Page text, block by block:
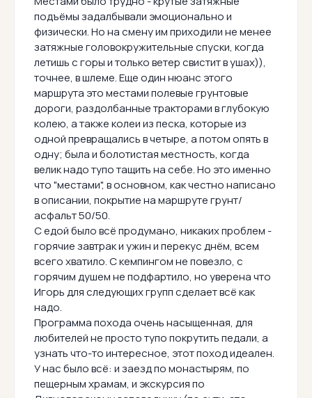
подъёмы задалбывали эмоционально и
физически. Но на смену им приходили не менее
затяжные головокружительные спуски, когда
летишь с горы и только ветер свистит в ушах)),
точнее, в шлеме. Еще один нюанс этого
маршрута это местами полевые грунтовые
дороги, раздолбанные тракторами в глубокую
колею, а также колеи из песка, которые из
одной превращались в четыре, а потом опять в
одну; была и болотистая местность, когда
велик надо тупо тащить на себе. Но это именно
что "местами", в основном, как честно написано
в описании, покрытие на маршруте грунт/
асфальт 50/50.
С едой было всё продумано, никаких проблем -
горячие завтрак и ужин и перекус днём, всем
всего хватило. С кемпингом не повезло, с
горячим душем не подфартило, но уверена что
Игорь для следующих групп сделает всё как
надо.
Программа похода очень насыщенная, для
любителей не просто тупо покрутить педали, а
узнать что-то интересное, этот поход идеален.
У нас было всё: и заезд по монастырям, по
пещерным храмам, и экскурсия по